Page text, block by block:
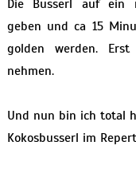
Die Busserl auf ein
geben und ca 15
golden werden.
nehmen.
Und nun bin ich total
Kokosbusserl im